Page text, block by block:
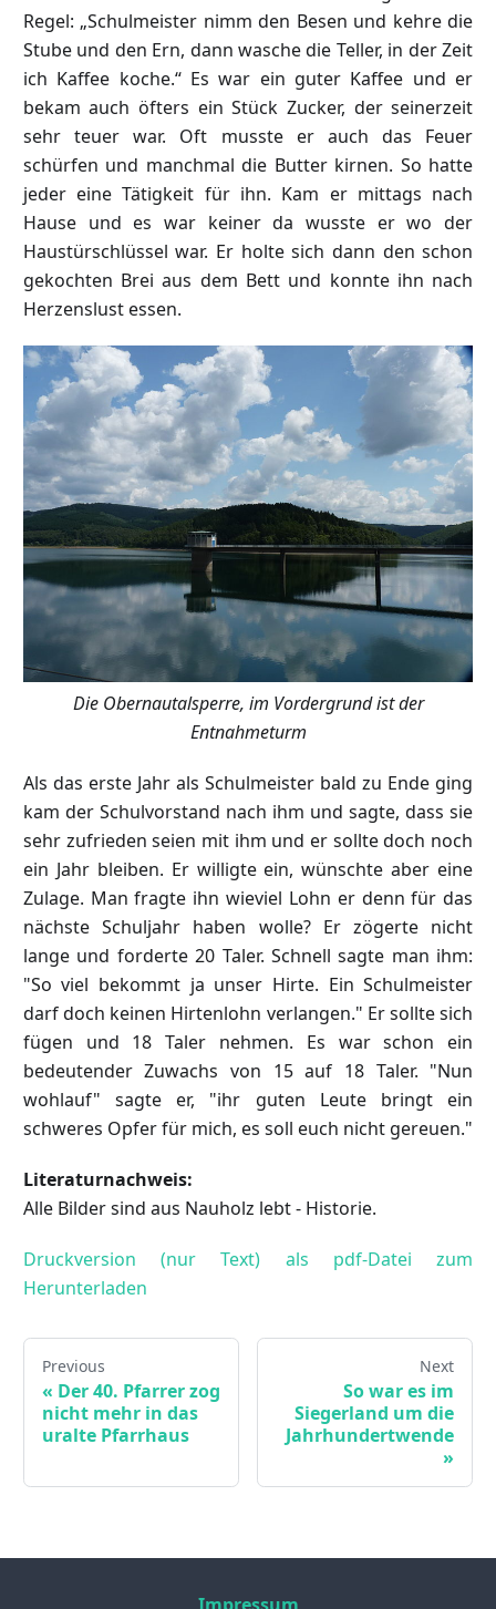
Regel: „Schulmeister nimm den Besen und kehre die
Stube und den Ern, dann wasche die Teller, in der Zeit
ich Kaffee koche.“ Es war ein guter Kaffee und er
bekam auch öfters ein Stück Zucker, der seinerzeit
sehr teuer war. Oft musste er auch das Feuer
schürfen und manchmal die Butter kirnen. So hatte
jeder eine Tätigkeit für ihn. Kam er mittags nach
Hause und es war keiner da wusste er wo der
Haustürschlüssel war. Er holte sich dann den schon
gekochten Brei aus dem Bett und konnte ihn nach
Herzenslust essen.
Die Obernautalsperre, im Vordergrund ist der
Entnahmeturm
Als das erste Jahr als Schulmeister bald zu Ende ging
kam der Schulvorstand nach ihm und sagte, dass sie
sehr zufrieden seien mit ihm und er sollte doch noch
ein Jahr bleiben. Er willigte ein, wünschte aber eine
Zulage. Man fragte ihn wieviel Lohn er denn für das
nächste Schuljahr haben wolle? Er zögerte nicht
lange und forderte 20 Taler. Schnell sagte man ihm:
"So viel bekommt ja unser Hirte. Ein Schulmeister
darf doch keinen Hirtenlohn verlangen." Er sollte sich
fügen und 18 Taler nehmen. Es war schon ein
bedeutender Zuwachs von 15 auf 18 Taler. "Nun
wohlauf" sagte er, "ihr guten Leute bringt ein
schweres Opfer für mich, es soll euch nicht gereuen."
Literaturnachweis:
Alle Bilder sind aus Nauholz lebt - Historie.
Druckversion (nur Text) als pdf-Datei zum
Herunterladen
Previous
« Der 40. Pfarrer zog
nicht mehr in das
uralte Pfarrhaus
Next
So war es im
Siegerland um die
Jahrhundertwende
»